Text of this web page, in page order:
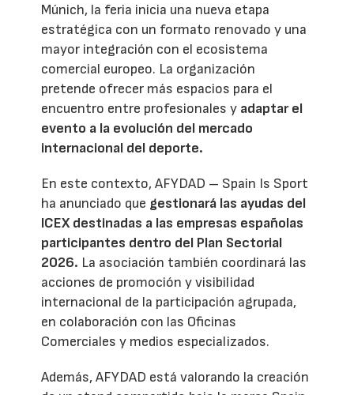
Múnich, la feria inicia una nueva etapa
estratégica con un formato renovado y una
mayor integración con el ecosistema
comercial europeo. La organización
pretende ofrecer más espacios para el
encuentro entre profesionales y adaptar el
evento a la evolución del mercado
internacional del deporte.
En este contexto, AFYDAD – Spain Is Sport
ha anunciado que gestionará las ayudas del
ICEX destinadas a las empresas españolas
participantes dentro del Plan Sectorial
2026. La asociación también coordinará las
acciones de promoción y visibilidad
internacional de la participación agrupada,
en colaboración con las Oficinas
Comerciales y medios especializados.
Además, AFYDAD está valorando la creación